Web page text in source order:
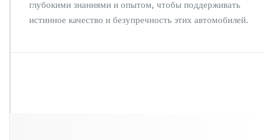
глубокими знаниями и опытом, чтобы поддерживать
истинное качество и безупречность этих автомобилей.